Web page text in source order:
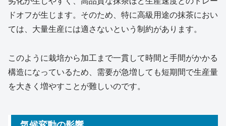
ドオフが生じます。そのため、特に高級用途の抹茶におい
ては、大量生産には適さないという制約があります。
このように栽培から加工まで一貫して時間と手間がかかる
構造になっているため、需要が急増しても短期間で生産量
を大きく増やすことが難しいのです。